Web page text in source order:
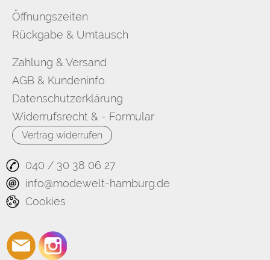
Öffnungszeiten
Rückgabe & Umtausch
Zahlung & Versand
AGB & Kundeninfo
Datenschutzerklärung
Widerrufsrecht & - Formular
Vertrag widerrufen
040 / 30 38 06 27
info@modewelt-hamburg.de
Cookies